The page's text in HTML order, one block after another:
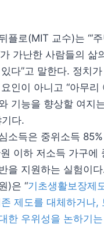
플로(MIT 교수)는 “‘
가 가난한 사람들의 삶
다”고 말한다. 정치
인이 아니고 “아무리
기능을 향상할 여지
다.
소득은 중위소득
이하 저소득 가구에
을 지원하는 실험이
)은 “기초생활보장제
제도를 대체하거나,
한 우위성을 논하기